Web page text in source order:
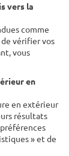
vers la
comme
vérifier vos
vous
en
en extérieur
résultats
» et de